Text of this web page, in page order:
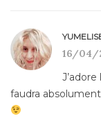
16/04/
faudra